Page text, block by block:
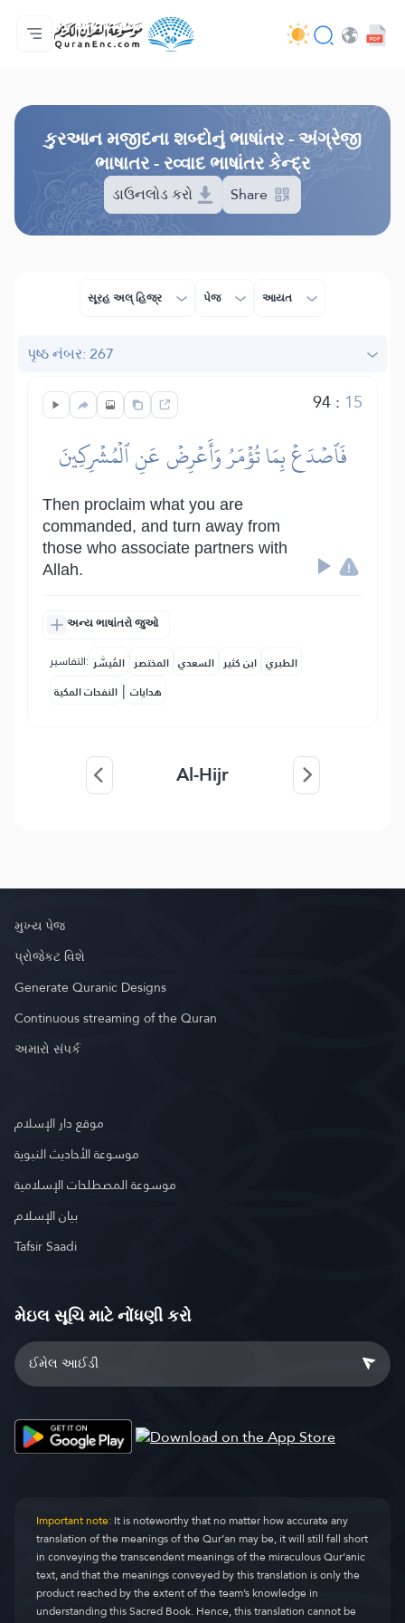
મુખ્ય પેજ
ભાષાંતરોની યાદી
Audio
વિકાસકની સેવાઓ - API
પ્રોજેકટ વિશે
અમારો સંપર્ક
ભાષા
કુરઆન મજીદના શબ્દોનું ભાષાંતર - અંગ્રેજી
ભાષાતર - રવ્વાદ ભાષાંતર કેન્દ્ર
ડાઉનલોડ કરો Share
સૂરહ અલ્ હિજ્ર પેજ આયત
પૃષ્ઠ નંબર: 267
94: 15
فَٱصۡدَعۡ بِمَا تُؤۡمَرُ وَأَعۡرِضۡ عَنِ ٱلۡمُشۡرِكِينَ
Then proclaim what you are
commanded, and turn away from
those who associate partners with
Allah.
અન્ય ભાષાંતરો જુઓ
التفاسير: المُيسَّر المختصر السعدي ابن كثير الطبري
النفحات المكية | هدايات
Al-Hijr
મુખ્ય પેજ
પ્રોજેકટ વિશે
Generate Quranic Designs
Continuous streaming of the Quran
અમારો સંપર્ક
موقع دار الإسلام
موسوعة الأحاديث النبوية
موسوعة المصطلحات الإسلامية
بيان الإسلام
Tafsir Saadi
મેઇલ સૂચિ માટે નોંધણી કરો
Important note:It is noteworthy that no matter how accurate any
translation of the meanings of the Qur’an may be, it will still fall short
in conveying the transcendent meanings of the miraculous Qur’anic
text, and that the meanings conveyed by this translation is only the
product reached by the extent of the team’s knowledge in
understanding this Sacred Book. Hence, this translation cannot be